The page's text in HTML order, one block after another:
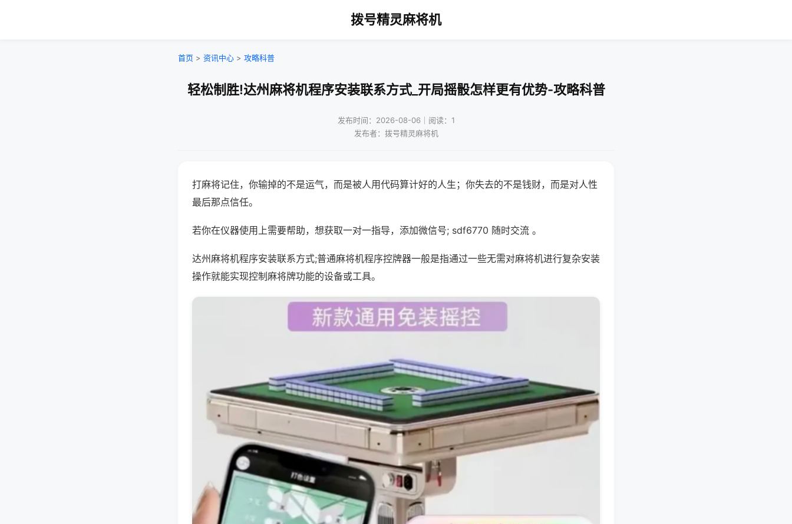
拨号精灵麻将机
首页 > 资讯中心 > 攻略科普
轻松制胜!达州麻将机程序安装联系方式_开局摇骰怎样更有优势-攻略科普
发布时间：2026-08-06｜阅读：1
发布者：拨号精灵麻将机
打麻将记住，你输掉的不是运气，而是被人用代码算计好的人生；你失去的不是钱财，而是对人性
最后那点信任。
若你在仪器使用上需要帮助，想获取一对一指导，添加微信号; sdf6770 随时交流 。
达州麻将机程序安装联系方式;普通麻将机程序控牌器一般是指通过一些无需对麻将机进行复杂安装
操作就能实现控制麻将牌功能的设备或工具。